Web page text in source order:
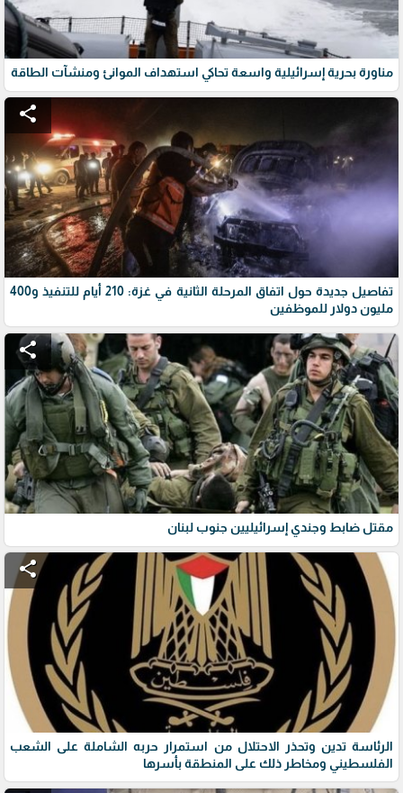
مناورة بحرية إسرائيلية واسعة تحاكي استهداف الموانئ ومنشآت الطاقة
share
تفاصيل جديدة حول اتفاق المرحلة الثانية في غزة: 210 أيام للتنفيذ و400
مليون دولار للموظفين
share
مقتل ضابط وجندي إسرائيليين جنوب لبنان
share
الرئاسة تدين وتحذر الاحتلال من استمرار حربه الشاملة على الشعب
الفلسطيني ومخاطر ذلك على المنطقة بأسرها